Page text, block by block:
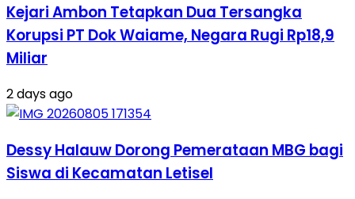
Kejari Ambon Tetapkan Dua Tersangka
Korupsi PT Dok Waiame, Negara Rugi Rp18,9
Miliar
2 days ago
Dessy Halauw Dorong Pemerataan MBG bagi
Siswa di Kecamatan Letisel